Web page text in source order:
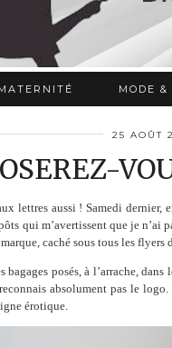
MODE
25 AOÛT
lettres aussi ! Samedi dernier,
qui m’avertissent que je n’ai
caché sous tous les
posés, à l’arrache,
absolument pas le
érotique.